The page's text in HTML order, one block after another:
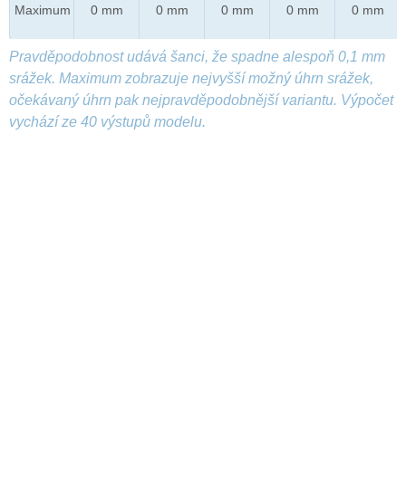
Maximum 0 mm 0 mm 0 mm 0 mm 0 mm
Pravděpodobnost udává šanci, že spadne alespoň 0,1 mm
srážek. Maximum zobrazuje nejvyšší možný úhrn srážek,
očekávaný úhrn pak nejpravděpodobnější variantu. Výpočet
vychází ze 40 výstupů modelu.